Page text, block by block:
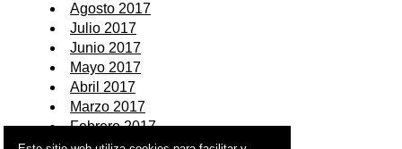
Agosto 2017
Julio 2017
Junio 2017
Mayo 2017
Abril 2017
Marzo 2017
Febrero 2017